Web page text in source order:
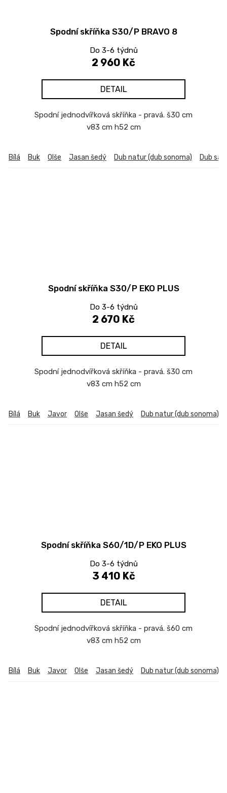
Spodní skříňka S30/P BRAVO 8
Do 3-6 týdnů
2 960 Kč
DETAIL
Spodní jednodvířková skříňka - pravá. š30 cm
v83 cm h52 cm
Bílá Buk Olše Jasan šedý Dub natur (dub sonoma) Dub
Spodní skříňka S30/P EKO PLUS
Do 3-6 týdnů
2 670 Kč
DETAIL
Spodní jednodvířková skříňka - pravá. š30 cm
v83 cm h52 cm
Bílá Buk Javor Olše Jasan šedý Dub natur (dub sonoma)
Spodní skříňka S60/1D/P EKO PLUS
Do 3-6 týdnů
3 410 Kč
DETAIL
Spodní jednodvířková skříňka - pravá. š60 cm
v83 cm h52 cm
Bílá Buk Javor Olše Jasan šedý Dub natur (dub sonoma)